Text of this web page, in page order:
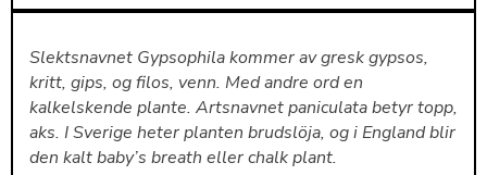
Slektsnavnet Gypsophila kommer av gresk gypsos,
kritt, gips, og filos, venn. Med andre ord en
kalkelskende plante. Artsnavnet paniculata betyr topp,
aks. I Sverige heter planten brudslöja, og i England blir
den kalt baby’s breath eller chalk plant.